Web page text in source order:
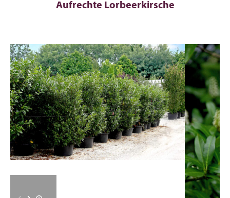
Aufrechte Lorbeerkirsche